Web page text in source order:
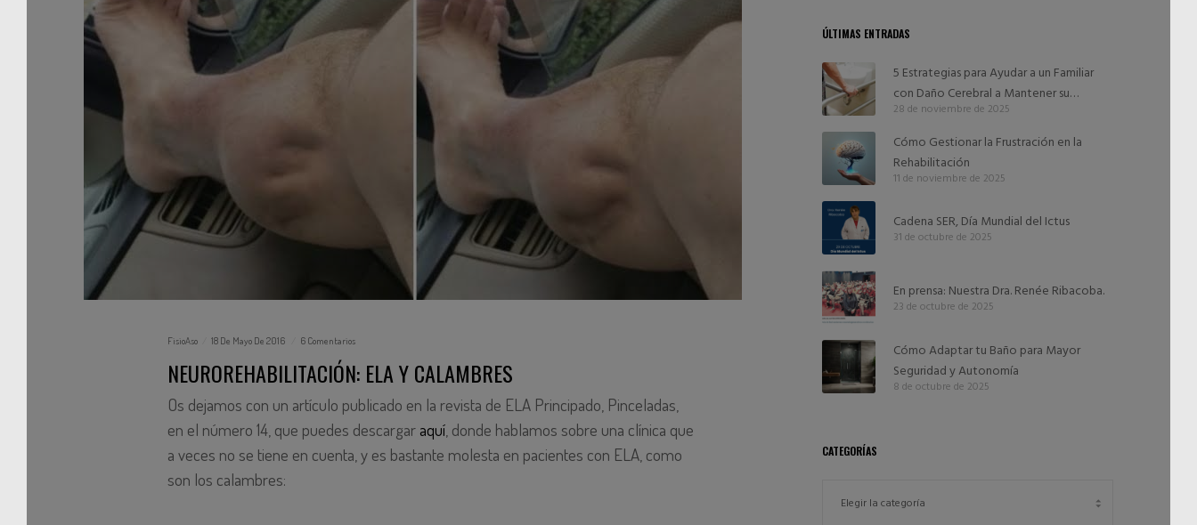
FisioAso 18 De Mayo De 2016 6 Comentarios
NEUROREHABILITACIÓN: ELA Y CALAMBRES
Os dejamos con un artículo publicado en la revista de ELA Principado, Pinceladas,
en el número 14, que puedes descargar aquí, donde hablamos sobre una clínica que
a veces no se tiene en cuenta, y es bastante molesta en pacientes con ELA, como
son los calambres:
ÚLTIMAS ENTRADAS
5 Estrategias para Ayudar a un Familiar
con Daño Cerebral a Mantener su
Independencia
28 de noviembre de 2025
Cómo Gestionar la Frustración en la
Rehabilitación
11 de noviembre de 2025
Cadena SER, Día Mundial del Ictus
31 de octubre de 2025
En prensa: Nuestra Dra. Renée Ribacoba.
23 de octubre de 2025
Cómo Adaptar tu Baño para Mayor
Seguridad y Autonomía
8 de octubre de 2025
CATEGORÍAS